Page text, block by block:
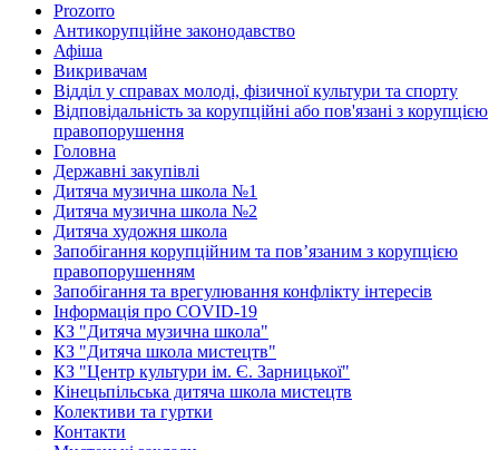
Prozorro
Антикорупційне законодавство
Афіша
Викривачам
Відділ у справах молоді, фізичної культури та спорту
Відповідальність за корупційні або пов'язані з корупцією
правопорушення
Головна
Державні закупівлі
Дитяча музична школа №1
Дитяча музична школа №2
Дитяча художня школа
Запобігання корупційним та пов’язаним з корупцією
правопорушенням
Запобігання та врегулювання конфлікту інтересів
Інформація про COVID-19
КЗ "Дитяча музична школа"
КЗ "Дитяча школа мистецтв"
КЗ "Центр культури ім. Є. Зарницької"
Кінецьпільська дитяча школа мистецтв
Колективи та гуртки
Контакти